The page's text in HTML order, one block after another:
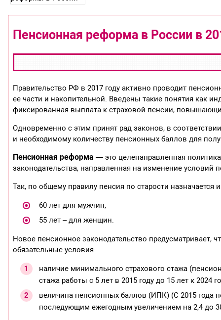
Пенсионная реформа в России в
Правительство РФ в 2017 году активно проводит
ее части и накопительной. Введены такие понятия как
фиксированная выплата к страховой пенсии,
Одновременно с этим принят рад законов, в
и необходимому количеству пенсионных баллов для
Пенсионная реформа — это целенаправленная
законодательства, направленная на изменение условий
Так, по общему правилу пенсия по старости
60 лет для мужчин,
55 лет – для женщин.
Новое пенсионное законодательство
обязательные условия:
наличие минимального страхового стажа
стажа работы с 5 лет в 2015 году до 15 лет к 2024
величина пенсионных баллов (ИПК) (С 2015 года
последующим ежегодным увеличением на 2,4 до